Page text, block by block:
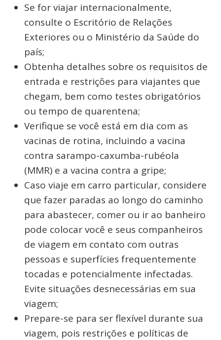
Se for viajar internacionalmente,
consulte o Escritório de Relações
Exteriores ou o Ministério da Saúde do
país;
Obtenha detalhes sobre os requisitos de
entrada e restrições para viajantes que
chegam, bem como testes obrigatórios
ou tempo de quarentena;
Verifique se você está em dia com as
vacinas de rotina, incluindo a vacina
contra sarampo-caxumba-rubéola
(MMR) e a vacina contra a gripe;
Caso viaje em carro particular, considere
que fazer paradas ao longo do caminho
para abastecer, comer ou ir ao banheiro
pode colocar você e seus companheiros
de viagem em contato com outras
pessoas e superfícies frequentemente
tocadas e potencialmente infectadas.
Evite situações desnecessárias em sua
viagem;
Prepare-se para ser flexível durante sua
viagem, pois restrições e políticas de